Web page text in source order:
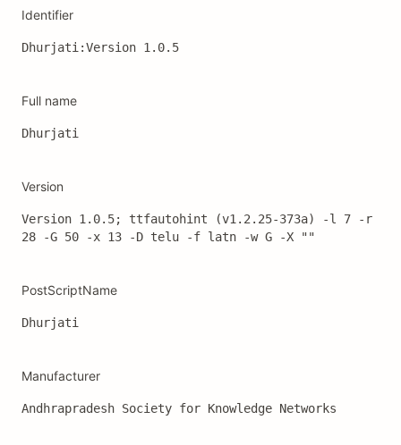
Identifier
Dhurjati:Version 1.0.5
Full name
Dhurjati
Version
Version 1.0.5; ttfautohint (v1.2.25-373a) -l 7 -r
28 -G 50 -x 13 -D telu -f latn -w G -X ""
PostScriptName
Dhurjati
Manufacturer
Andhrapradesh Society for Knowledge Networks